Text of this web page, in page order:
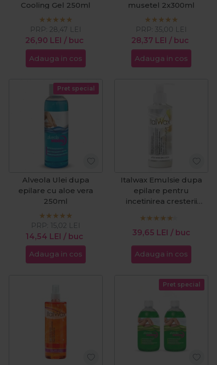
Cooling Gel 250ml
26,90 LEI / buc
PRP: 28,47 LEI
Adauga in cos
musetel 2x300ml
28,37 LEI / buc
PRP: 35,00 LEI
Adauga in cos
Pret special
Alveola Ulei dupa
epilare cu aloe vera
250ml
14,54 LEI / buc
PRP: 15,02 LEI
Adauga in cos
Italwax Emulsie dupa
epilare pentru
incetinirea cresterii
250ml
39,65 LEI / buc
Adauga in cos
Pret special